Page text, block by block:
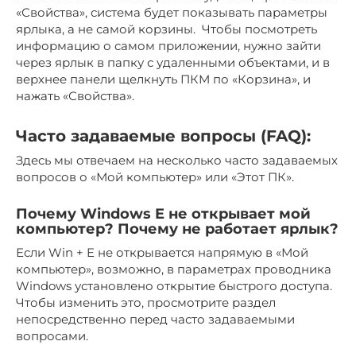
«Свойства», система будет показывать параметры
ярлыка, а не самой корзины. Чтобы посмотреть
информацию о самом приложении, нужно зайти
через ярлык в папку с удаленными объектами, и в
верхнее панели щелкнуть ПКМ по «Корзина», и
нажать «Свойства».
Часто задаваемые вопросы (FAQ):
Здесь мы отвечаем на несколько часто задаваемых
вопросов о «Мой компьютер» или «Этот ПК».
Почему Windows E не открывает мой
компьютер? Почему не работает ярлык?
Если Win + E не открывается напрямую в «Мой
компьютер», возможно, в параметрах проводника
Windows установлено открытие быстрого доступа.
Чтобы изменить это, просмотрите раздел
непосредственно перед часто задаваемыми
вопросами.